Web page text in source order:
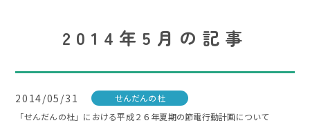
2014年5月の記事
2014/05/31
せんだんの杜
「せんだんの杜」における平成２６年夏期の節電行動計画について